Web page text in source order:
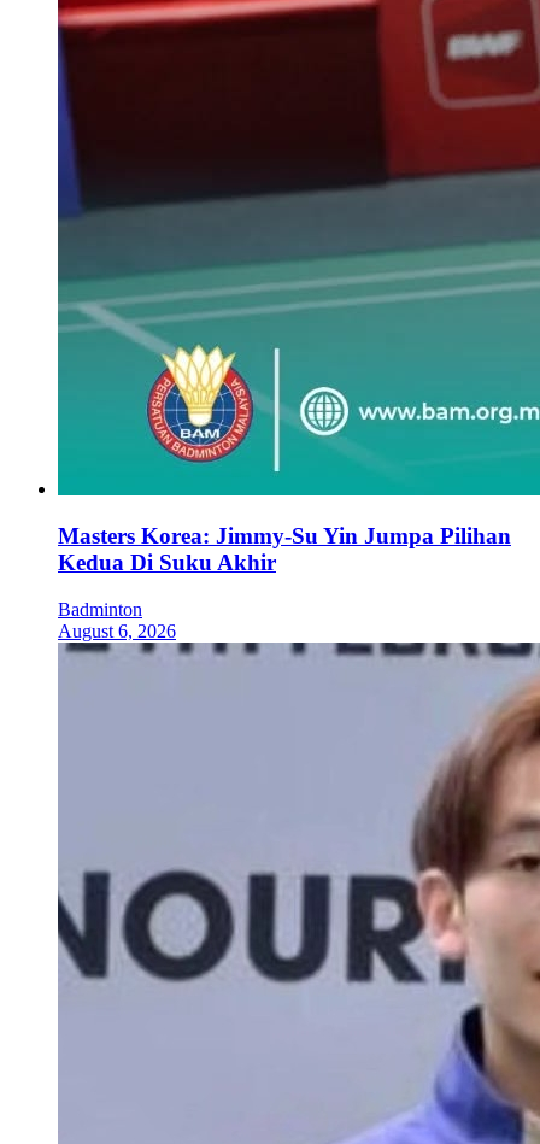
Masters Korea: Jimmy-Su Yin Jumpa Pilihan
Kedua Di Suku Akhir
Badminton
August 6, 2026